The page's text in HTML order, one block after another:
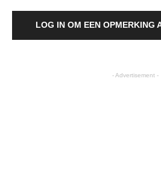
LOG IN OM EEN OPMERKING
- Advertisement -